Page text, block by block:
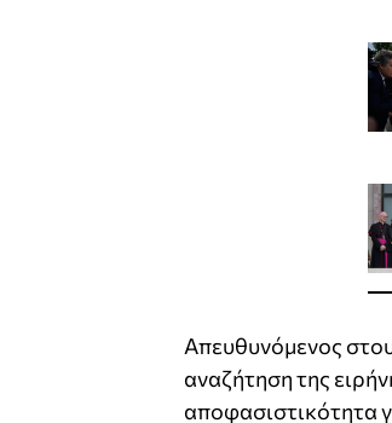
Απευθυνόμενος
αναζήτηση της
αποφασιστικότητα